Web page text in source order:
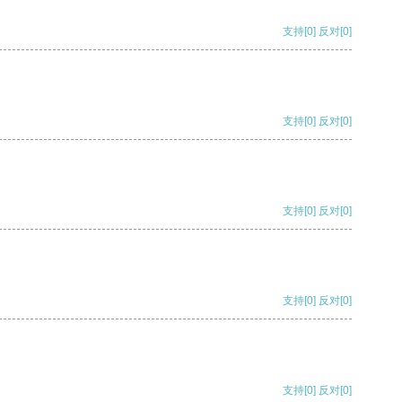
支持[0] 反对[0]
支持[0] 反对[0]
支持[0] 反对[0]
支持[0] 反对[0]
支持[0] 反对[0]